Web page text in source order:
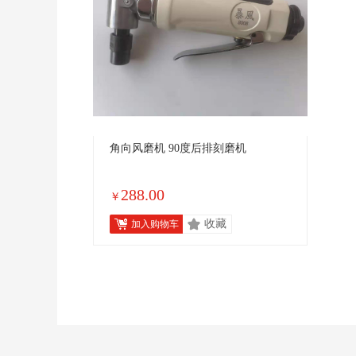
角向风磨机 90度后排刻磨机
￥ 288.00
加入购物车 收藏